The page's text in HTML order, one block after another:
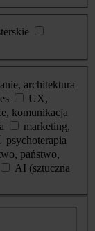
architektura
UX,
komunikacja
marketing,
psychoterapia
państwo,
AI (sztuczna